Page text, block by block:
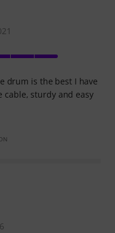
drum is the best I have
cable, sturdy and easy